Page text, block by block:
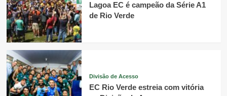
Lagoa EC é campeão da Série A1
de Rio Verde
Divisão de Acesso
EC Rio Verde estreia com vitória